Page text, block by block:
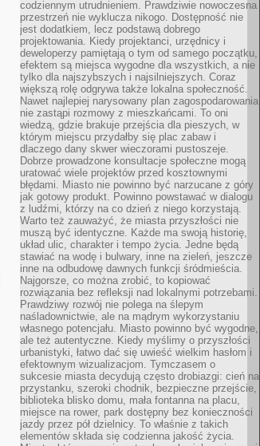
codziennym utrudnieniem. Prawdziwie nowoczesna
przestrzeń nie wyklucza nikogo. Dostępność nie
jest dodatkiem, lecz podstawą dobrego
projektowania. Kiedy projektanci, urzędnicy i
deweloperzy pamiętają o tym od samego początku,
efektem są miejsca wygodne dla wszystkich, a nie
tylko dla najszybszych i najsilniejszych. Coraz
większą rolę odgrywa także lokalna społeczność.
Nawet najlepiej narysowany plan zagospodarowania
nie zastąpi rozmowy z mieszkańcami. To oni
wiedzą, gdzie brakuje przejścia dla pieszych, w
którym miejscu przydałby się plac zabaw i
dlaczego dany skwer wieczorami pustoszeje.
Dobrze prowadzone konsultacje społeczne mogą
uratować wiele projektów przed kosztownymi
błędami. Miasto nie powinno być narzucane z góry
jak gotowy produkt. Powinno powstawać w dialogu
z ludźmi, którzy na co dzień z niego korzystają.
Warto też zauważyć, że miasta przyszłości nie
muszą być identyczne. Każde ma swoją historię,
układ ulic, charakter i tempo życia. Jedne będą
stawiać na wodę i bulwary, inne na zieleń, jeszcze
inne na odbudowę dawnych funkcji śródmieścia.
Najgorsze, co można zrobić, to kopiować
rozwiązania bez refleksji nad lokalnymi potrzebami.
Prawdziwy rozwój nie polega na ślepym
naśladownictwie, ale na mądrym wykorzystaniu
własnego potencjału. Miasto powinno być wygodne,
ale też autentyczne. Kiedy myślimy o przyszłości
urbanistyki, łatwo dać się uwieść wielkim hasłom i
efektownym wizualizacjom. Tymczasem o
sukcesie miasta decydują często drobiazgi: cień na
przystanku, szeroki chodnik, bezpieczne przejście,
biblioteka blisko domu, mała fontanna na placu,
miejsce na rower, park dostępny bez konieczności
jazdy przez pół dzielnicy. To właśnie z takich
elementów składa się codzienna jakość życia.